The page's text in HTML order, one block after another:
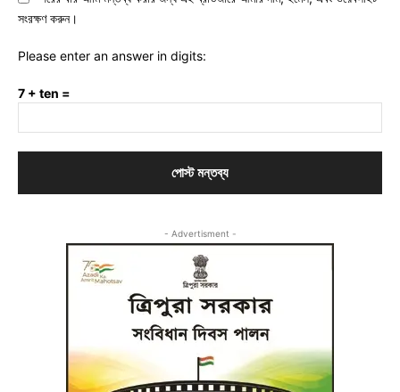
সংরক্ষণ করুন।
Please enter an answer in digits:
7 + ten =
- Advertisment -